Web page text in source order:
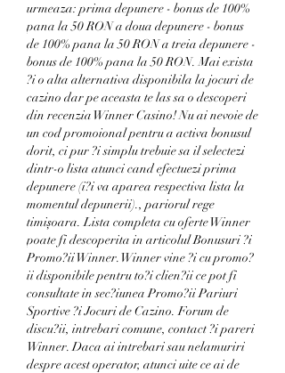
urmeaza: prima depunere - bonus de 100%
pana la 50 RON a doua depunere - bonus
de 100% pana la 50 RON a treia depunere -
bonus de 100% pana la 50 RON. Mai exista
?i o alta alternativa disponibila la jocuri de
cazino dar pe aceasta te las sa o descoperi
din recenzia Winner Casino! Nu ai nevoie de
un cod promoional pentru a activa bonusul
dorit, ci pur ?i simplu trebuie sa il selectezi
dintr-o lista atunci cand efectuezi prima
depunere (i?i va aparea respectiva lista la
momentul depunerii)., pariorul rege
timișoara. Lista completa cu oferte Winner
poate fi descoperita in articolul Bonusuri ?i
Promo?ii Winner. Winner vine ?i cu promo?
ii disponibile pentru to?i clien?ii ce pot fi
consultate in sec?iunea Promo?ii Pariuri
Sportive ?i Jocuri de Cazino. Forum de
discu?ii, intrebari comune, contact ?i pareri
Winner. Daca ai intrebari sau nelamuriri
despre acest operator, atunci uite ce ai de